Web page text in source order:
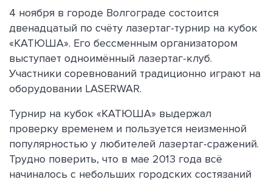
4 ноября в городе Волгограде состоится
двенадцатый по счёту лазертаг-турнир на кубок
«КАТЮША». Его бессменным организатором
выступает одноимённый лазертаг-клуб.
Участники соревнований традиционно играют на
оборудовании LASERWAR.
Турнир на кубок «КАТЮША» выдержал
проверку временем и пользуется неизменной
популярностью у любителей лазертаг-сражений.
Трудно поверить, что в мае 2013 года всё
начиналось с небольших городских состязаний